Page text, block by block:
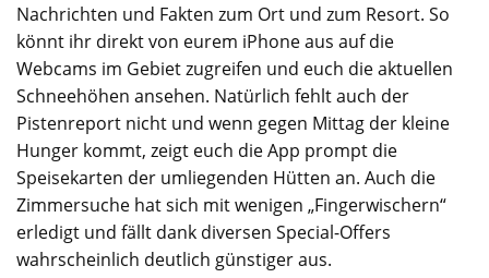
Nachrichten und Fakten zum Ort und zum Resort. So
könnt ihr direkt von eurem iPhone aus auf die
Webcams im Gebiet zugreifen und euch die aktuellen
Schneehöhen ansehen. Natürlich fehlt auch der
Pistenreport nicht und wenn gegen Mittag der kleine
Hunger kommt, zeigt euch die App prompt die
Speisekarten der umliegenden Hütten an. Auch die
Zimmersuche hat sich mit wenigen „Fingerwischern“
erledigt und fällt dank diversen Special-Offers
wahrscheinlich deutlich günstiger aus.